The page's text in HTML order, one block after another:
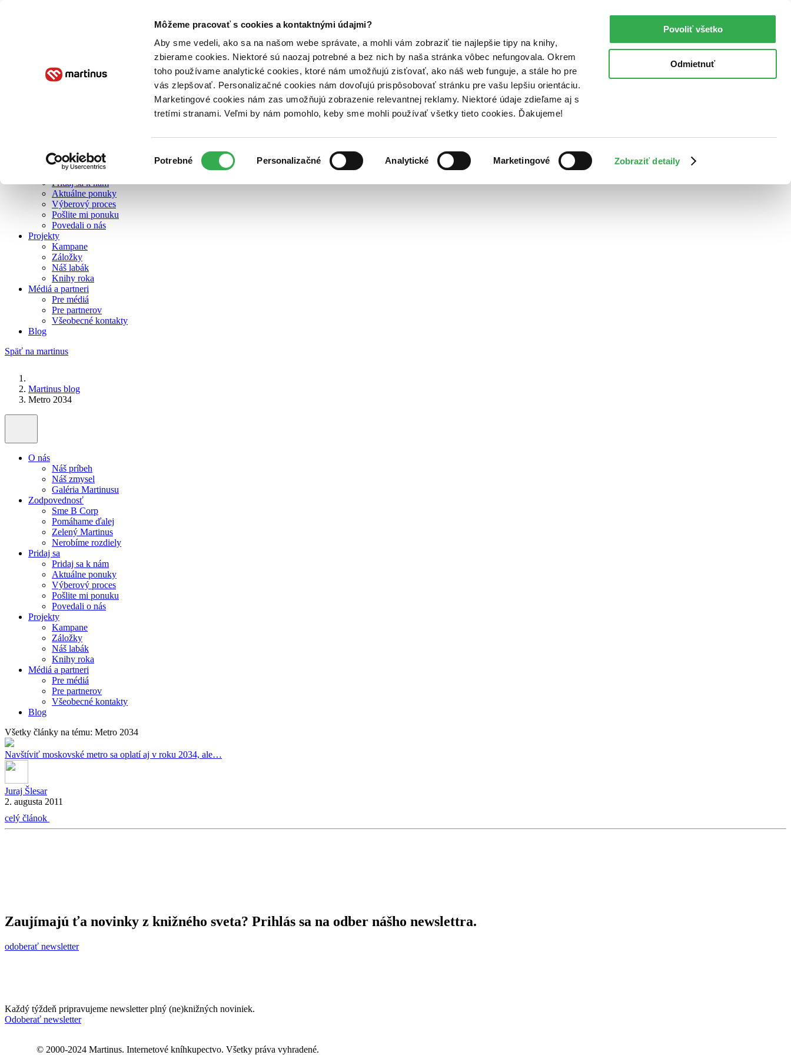
Môžeme pracovať s cookies a kontaktnými údajmi?
Aby sme vedeli, ako sa na našom webe správate, a mohli vám zobraziť tie najlepšie tipy na knihy,
zbierame cookies. Niektoré sú naozaj potrebné a bez nich by naša stránka vôbec nefungovala. Okrem
toho používame analytické cookies, ktoré nám umožňujú zisťovať, ako náš web funguje, a stále ho pre
vás zlepšovať. Personalizačné cookies nám dovoľujú prispôsobovať stránku pre vašu lepšiu orientáciu.
Marketingové cookies nám zas umožňujú zobrazenie relevantnej reklamy. Niektoré údaje zdieľame aj s
tretími stranami. Veľmi by nám pomohlo, keby sme mohli používať všetky tieto cookies. Ďakujeme!
súhlasu
Potrebné Personalizačné Analytické Marketingové Zobraziť detaily
Povoliť všetko
Odmietnuť
O nás
Zelený Martinus
Nerobíme rozdiely
Pridaj sa k nám
Aktuálne ponuky
Výberový proces
Pošlite mi ponuku
Povedali o nás
Projekty
Kampane
Záložky
Náš labák
Knihy roka
Médiá a partneri
Pre médiá
Pre partnerov
Všeobecné kontakty
Blog
Späť na martinus
Martinus blog
Metro 2034
O nás
Náš príbeh
Náš zmysel
Galéria Martinusu
Zodpovednosť
Sme B Corp
Pomáhame ďalej
Zelený Martinus
Nerobíme rozdiely
Pridaj sa
Pridaj sa k nám
Aktuálne ponuky
Výberový proces
Pošlite mi ponuku
Povedali o nás
Projekty
Kampane
Záložky
Náš labák
Knihy roka
Médiá a partneri
Pre médiá
Pre partnerov
Všeobecné kontakty
Blog
Všetky články na tému: Metro 2034
Navštíviť moskovské metro sa oplatí aj v roku 2034, ale…
Juraj Šlesar
2. augusta 2011
celý článok
Zaujímajú ťa novinky z knižného sveta? Prihlás sa na odber nášho newslettra.
odoberať newsletter
Každý týždeň pripravujeme newsletter plný (ne)knižných noviniek.
Odoberať newsletter
© 2000-2024 Martinus. Internetové kníhkupectvo. Všetky práva vyhradené.